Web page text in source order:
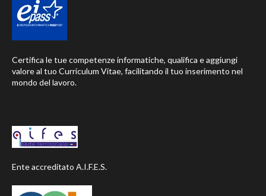
Certifica le tue competenze informatiche, qualifica e aggiungi
valore al tuo Curriculum Vitae, facilitando il tuo inserimento nel
mondo del lavoro.
Ente accreditato A.I.F.E.S.